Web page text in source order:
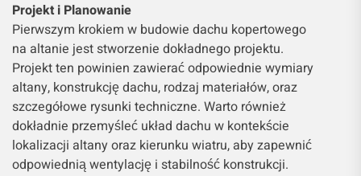
Projekt i Planowanie
Pierwszym krokiem w budowie dachu kopertowego
na altanie jest stworzenie dokładnego projektu.
Projekt ten powinien zawierać odpowiednie wymiary
altany, konstrukcję dachu, rodzaj materiałów, oraz
szczegółowe rysunki techniczne. Warto również
dokładnie przemyśleć układ dachu w kontekście
lokalizacji altany oraz kierunku wiatru, aby zapewnić
odpowiednią wentylację i stabilność konstrukcji.